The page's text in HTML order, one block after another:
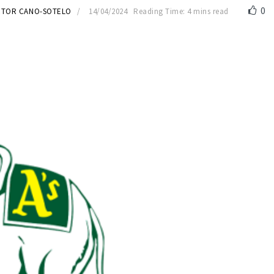
CANO-SOTELO 14/04/2024 Reading Time: 4 mins read 0